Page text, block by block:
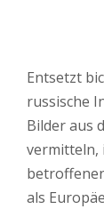
Entsetzt
russische
Bilder aus
vermitteln,
als